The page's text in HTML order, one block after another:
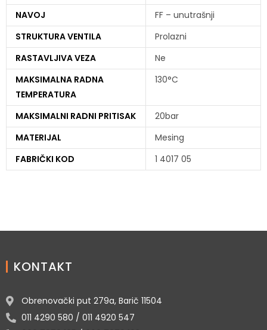
NAVOJ
FF – unutrašnji
STRUKTURA VENTILA
Prolazni
RASTAVLJIVA VEZA
Ne
MAKSIMALNA RADNA
TEMPERATURA
130°C
MAKSIMALNI RADNI PRITISAK
20bar
MATERIJAL
Mesing
FABRIČKI KOD
1 4017 05
KONTAKT
Obrenovački put 279a, Barič 11504
011 4290 580 / 011 4920 547